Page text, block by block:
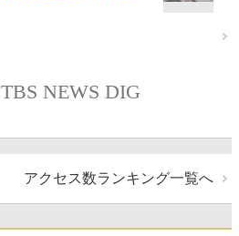
TBS NEWS DIG
アクセス数ランキング一覧へ